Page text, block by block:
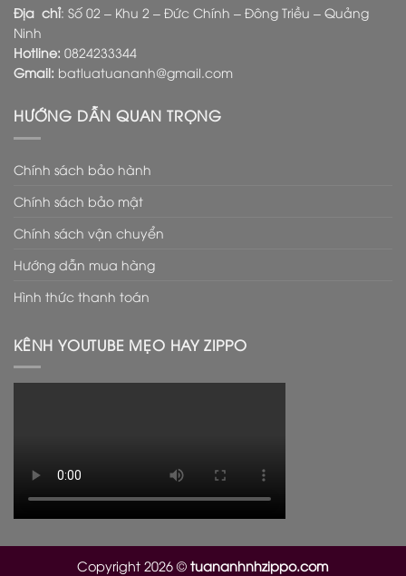
Địa chỉ: Số 02 – Khu 2 – Đức Chính – Đông Triều – Quảng
Ninh
Hotline: 0824233344
Gmail: batluatuananh@gmail.com
HƯỚNG DẪN QUAN TRỌNG
Chính sách bảo hành
Chính sách bảo mật
Chính sách vận chuyển
Hướng dẫn mua hàng
Hình thức thanh toán
KÊNH YOUTUBE MẸO HAY ZIPPO
Copyright 2026 © tuananhnhzippo.com